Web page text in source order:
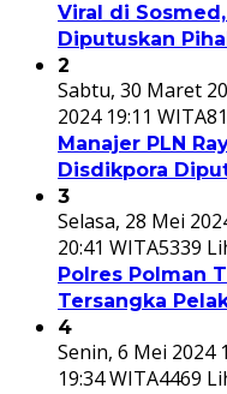
Viral di
Diputuskan
2
Sabtu, 30 Maret
2024 19:11 WITA
Manajer PLN
Disdikpora
3
Selasa, 28 Mei
20:41 WITA5339
Polres Polman
Tersangka
4
Senin, 6 Mei 2024
19:34 WITA4469